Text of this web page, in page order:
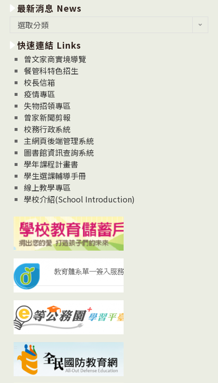
最新消息 News
消
息
News
選取分類
快速連結 Links
曾文家商實境導覽
餐管科特色招生
校長信箱
疫情專區
失物招領專區
曾家新聞剪報
校務行政系統
主網頁後端管理系統
圖書館資訊查詢系統
學年課程計畫書
學生選課輔導手冊
線上教學專區
學校介紹(School Introduction)